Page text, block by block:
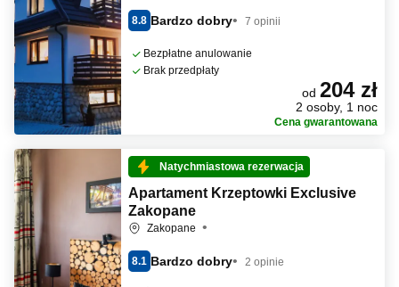
8.8 Bardzo dobry 7 opinii
Bezpłatne anulowanie
Brak przedpłaty
od 204 zł
2 osoby, 1 noc
Cena gwarantowana
Natychmiastowa rezerwacja
Apartament Krzeptowki Exclusive
Zakopane
Zakopane
8.1 Bardzo dobry 2 opinie